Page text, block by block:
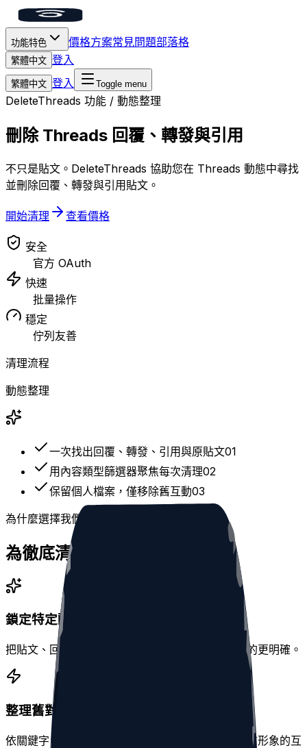
功能特色 價格方案常見問題部落格
繁體中文 登入
繁體中文 登入 Toggle menu
DeleteThreads 功能 / 動態整理
刪除 Threads 回覆、轉發與引用
不只是貼文。DeleteThreads 協助您在 Threads 動態中尋找
並刪除回覆、轉發與引用貼文。
開始清理 查看價格
安全
官方 OAuth
快速
批量操作
穩定
佇列友善
清理流程
動態整理
一次找出回覆、轉發、引用與原貼文01
用內容類型篩選器聚焦每次清理02
保留個人檔案，僅移除舊互動03
為什麼選擇我們
為徹底清理而設計的工作流程
鎖定特定動態類型
把貼文、回覆、轉發與引用分開處理，每次清理目的更明確。
整理舊對話
依關鍵字、日期或提及搜尋回覆，移除已不適合目前形象的互